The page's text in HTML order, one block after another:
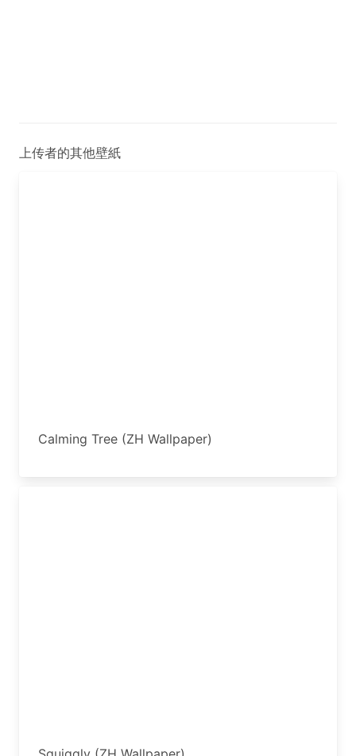
上传者的其他壁紙
Calming Tree (ZH Wallpaper)